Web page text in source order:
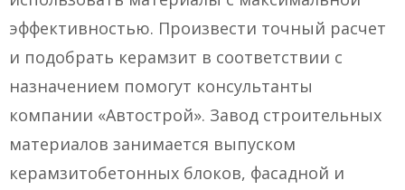
эффективностью. Произвести точный расчет
и подобрать керамзит в соответствии с
назначением помогут консультанты
компании «Автострой». Завод строительных
материалов занимается выпуском
керамзитобетонных блоков, фасадной и